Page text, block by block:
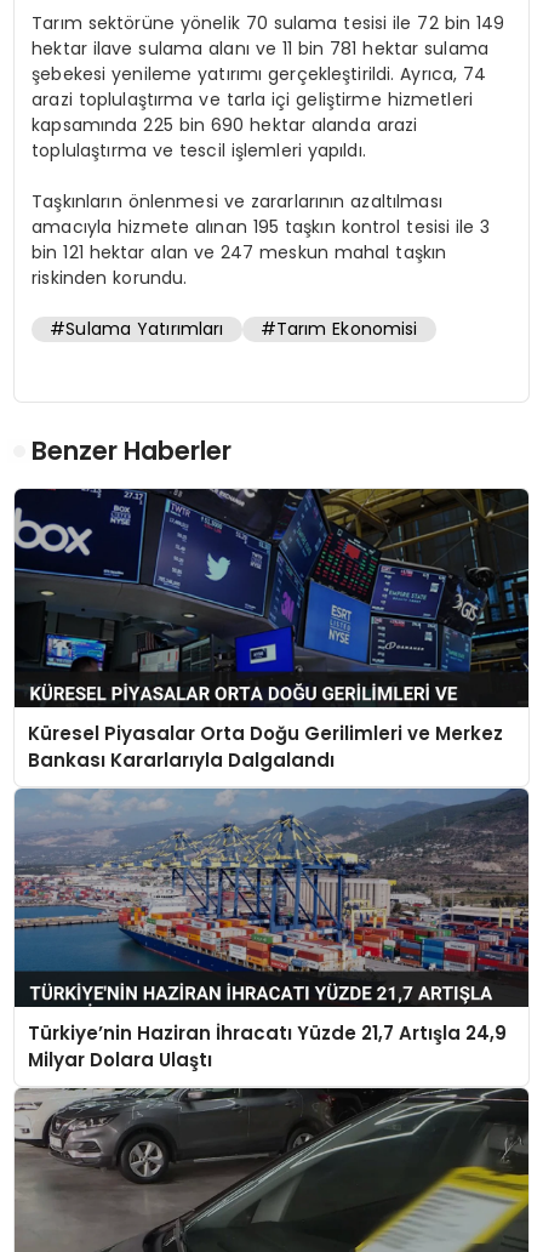
Tarım sektörüne yönelik 70 sulama tesisi ile 72 bin 149
hektar ilave sulama alanı ve 11 bin 781 hektar sulama
şebekesi yenileme yatırımı gerçekleştirildi. Ayrıca, 74
arazi toplulaştırma ve tarla içi geliştirme hizmetleri
kapsamında 225 bin 690 hektar alanda arazi
toplulaştırma ve tescil işlemleri yapıldı.
Taşkınların önlenmesi ve zararlarının azaltılması
amacıyla hizmete alınan 195 taşkın kontrol tesisi ile 3
bin 121 hektar alan ve 247 meskun mahal taşkın
riskinden korundu.
#Sulama Yatırımları #Tarım Ekonomisi
Benzer Haberler
Küresel Piyasalar Orta Doğu Gerilimleri ve Merkez
Bankası Kararlarıyla Dalgalandı
Türkiye’nin Haziran İhracatı Yüzde 21,7 Artışla 24,9
Milyar Dolara Ulaştı